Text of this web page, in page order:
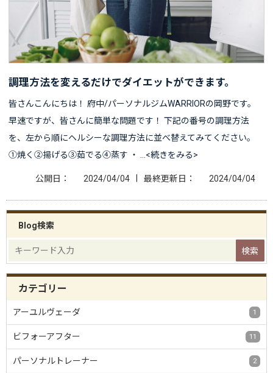
調理方法を変えるだけでダイエットができます。
皆さんこんにちは！ 府中/パーソナルジムWARRIORの岡野です。
早速ですが、皆さんに簡単な問題です！ 下記の番号の調理方法
を、左から順にヘルシーな調理方法に並べ替えてみてください。
①焼く②揚げる③茹でる④蒸す ・ …<続きをみる>
公開日： 2024/04/04 最終更新日： 2024/04/04
Blog検索
カテゴリー
アーユルヴェーダ 1
ビフォーアフター 11
パーソナルトレーナー 2